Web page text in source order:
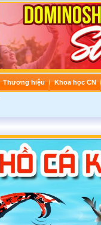
Thương hiệu Khoa học CN